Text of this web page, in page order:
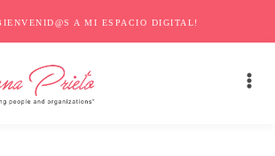
A MI ESPACIO DIGITAL!